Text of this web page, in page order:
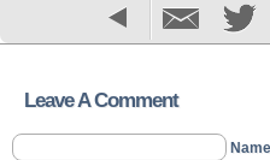
Leave A Comment